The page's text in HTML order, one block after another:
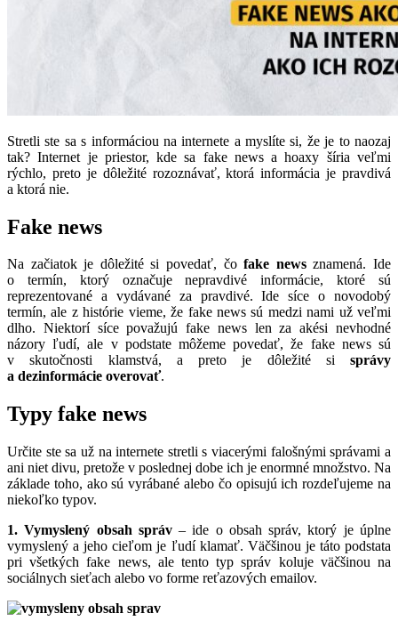
Stretli ste sa s informáciou na internete a myslíte si, že je to naozaj
tak? Internet je priestor, kde sa fake news a hoaxy šíria veľmi
rýchlo, preto je dôležité rozoznávať, ktorá informácia je pravdivá
a ktorá nie.
Fake news
Na začiatok je dôležité si povedať, čofake newsznamená. Ide
o termín, ktorý označuje nepravdivé informácie, ktoré sú
reprezentované a vydávané za pravdivé. Ide síce o novodobý
termín, ale z histórie vieme, že fake news sú medzi nami už veľmi
dlho. Niektorí síce považujú fake news len za akési nevhodné
názory ľudí, ale v podstate môžeme povedať, že fake news sú
v skutočnosti klamstvá, a preto je dôležité si správy
a dezinformácie overovať.
Typy fake news
Určite ste sa už na internete stretli s viacerými falošnými správami a
ani niet divu, pretože v poslednej dobe ich je enormné množstvo. Na
základe toho, ako sú vyrábané alebo čo opisujú ich rozdeľujeme na
niekoľko typov.
1. Vymyslený obsah správ– ide o obsah správ, ktorý je úplne
vymyslený a jeho cieľom je ľudí klamať. Väčšinou je táto podstata
pri všetkých fake news, ale tento typ správ koluje väčšinou na
sociálnych sieťach alebo vo forme reťazových emailov.